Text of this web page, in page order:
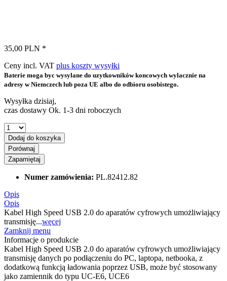
35,00 PLN *
Ceny incl. VAT plus koszty wysyłki
Baterie moga byc wysylane do uzytkowników koncowych wylacznie na
adresy w Niemczech lub poza UE albo do odbioru osobistego.
Wysyłka dzisiaj,
czas dostawy Ok. 1-3 dni roboczych
Dodaj do koszyka
Porównaj
Zapamiętaj
Numer zamówienia: PL.82412.82
Opis
Opis
Kabel High Speed USB 2.0 do aparatów cyfrowych umożliwiający
transmisję...węcej
Zamknij menu
Informacje o produkcie
Kabel High Speed USB 2.0 do aparatów cyfrowych umożliwiający
transmisję danych po podłączeniu do PC, laptopa, netbooka, z
dodatkową funkcją ładowania poprzez USB, może być stosowany
jako zamiennik do typu UC-E6, UCE6